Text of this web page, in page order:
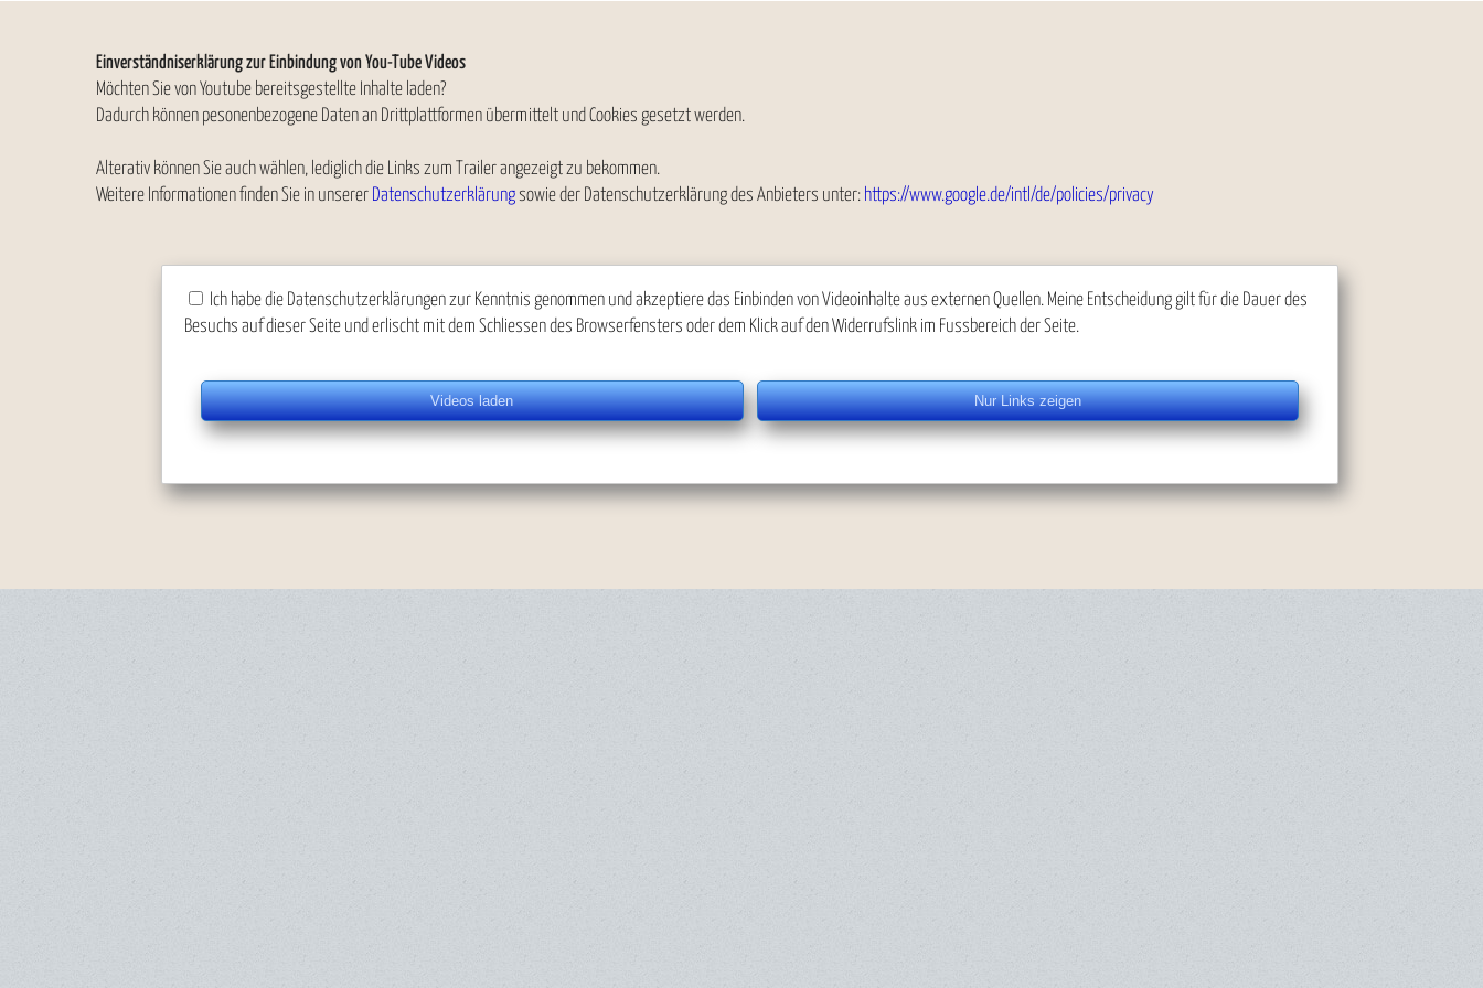
Einverständniserklärung zur Einbindung von You-Tube Videos
Möchten Sie von Youtube bereitsgestellte Inhalte laden?
Dadurch können pesonenbezogene Daten an Drittplattformen übermittelt und Cookies gesetzt werden.
Alterativ können Sie auch wählen, lediglich die Links zum Trailer angezeigt zu bekommen.
Weitere Informationen finden Sie in unserer Datenschutzerklärungsowie der Datenschutzerklärung des Anbieters unter: https://www.google.de/intl/de/policies/privacy
Ich habe die Datenschutzerklärungen zur Kenntnis genommen und akzeptiere das Einbinden von Videoinhalte aus externen Quellen. Meine Entscheidung gilt für die Dauer des
Besuchs auf dieser Seite und erlischt mit dem Schliessen des Browserfensters oder dem Klick auf den Widerrufslink im Fussbereich der Seite.